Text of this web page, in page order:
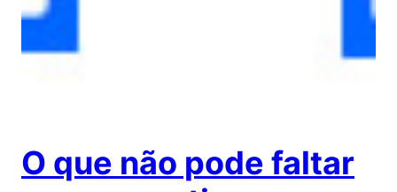
O que não pode faltar